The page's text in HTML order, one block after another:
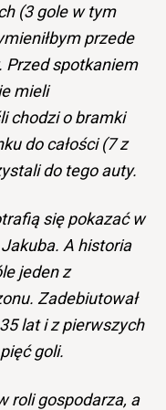
(3 gole w tym
przede
Przed spotkaniem
mieli
chodzi o bramki
do całości (7 z
do tego auty.
się pokazać w
A historia
jeden z
Zadebiutował
lat i z pierwszych
goli.
roli gospodarza, a